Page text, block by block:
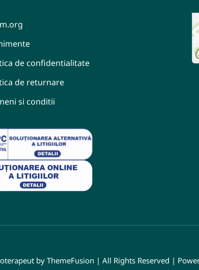
de confidentialitate
de returnare
si conditii
by ThemeFusion | All Rights Reserved |